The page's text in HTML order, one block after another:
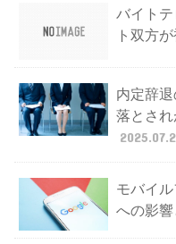
バイト
ト双方
内定辞退
落とさ
モバイ
への影響